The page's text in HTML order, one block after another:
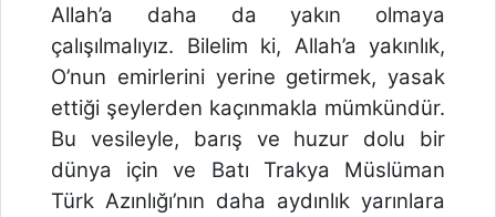
Allah’a daha da yakın olmaya
çalışılmalıyız. Bilelim ki, Allah’a yakınlık,
O’nun emirlerini yerine getirmek, yasak
ettiği şeylerden kaçınmakla mümkündür.
Bu vesileyle, barış ve huzur dolu bir
dünya için ve Batı Trakya Müslüman
Türk Azınlığı’nın daha aydınlık yarınlara